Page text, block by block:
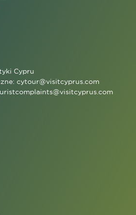
Cypru
cytour@visitcyprus.com